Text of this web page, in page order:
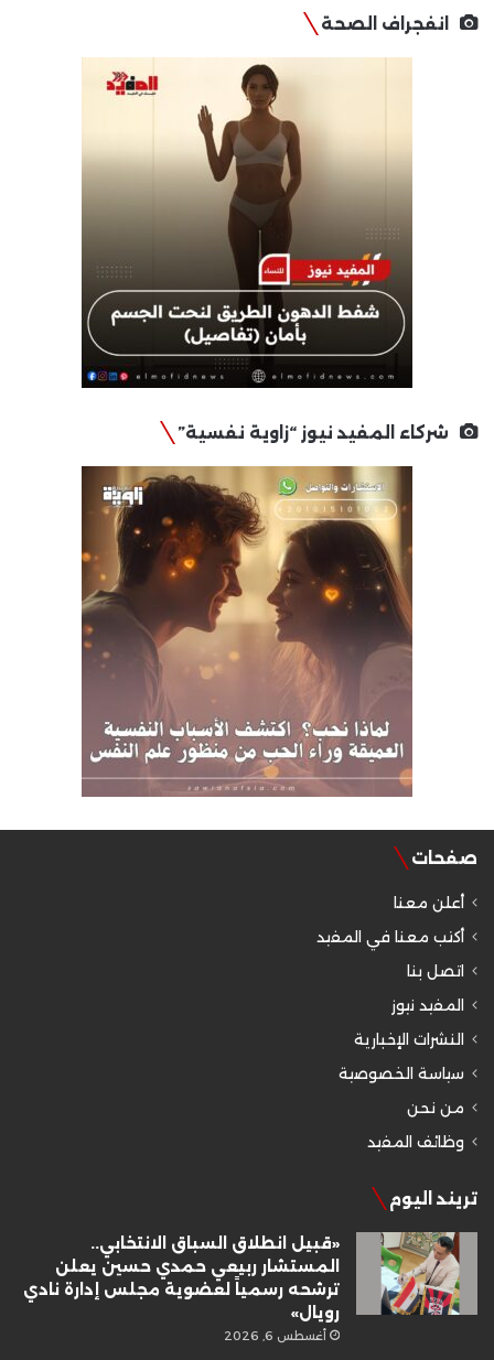
انفجراف الصحة
شركاء المفيد نيوز “زاوية نفسية”
صفحات
أعلن معنا
أكتب معنا في المفيد
اتصل بنا
المفيد نيوز
النشرات الإخبارية
سياسة الخصوصية
من نحن
وظائف المفيد
تريند اليوم
«قبيل انطلاق السباق الانتخابي..
المستشار ربيعي حمدي حسين يعلن
ترشحه رسمياً لعضوية مجلس إدارة نادي
رويال»
أغسطس 6, 2026